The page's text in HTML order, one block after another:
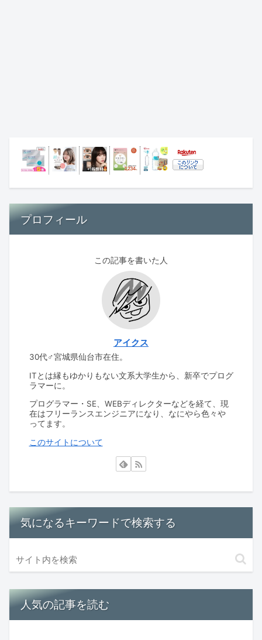
プロフィール
この記事を書いた人
アイクス
30代♂宮城県仙台市在住。
ITとは縁もゆかりもない文系大学生から、新卒でプログ
ラマーに。
プログラマー・SE、WEBディレクターなどを経て、現
在はフリーランスエンジニアになり、なにやら色々や
ってます。
このサイトについて
気になるキーワードで検索する
人気の記事を読む